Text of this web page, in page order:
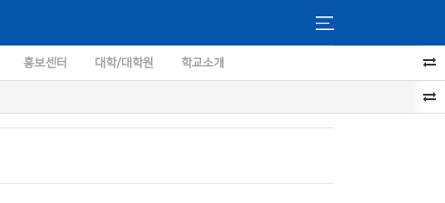
홍보센터 대학/대학원 학교소개